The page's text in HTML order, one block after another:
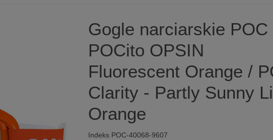
Gogle narciarskie POC
POCito OPSIN
Fluorescent Orange /
Clarity - Partly Sunny
Orange
Indeks POC-40068-9607